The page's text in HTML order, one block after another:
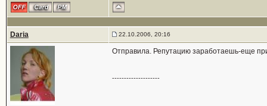
Daria 22.10.2006, 20:16
Отправила. Репутацию заработаешь-еще
--------------------